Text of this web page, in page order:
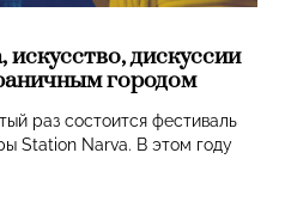
дискуссии
городом
раз состоится фестиваль
Station Narva. В этом году